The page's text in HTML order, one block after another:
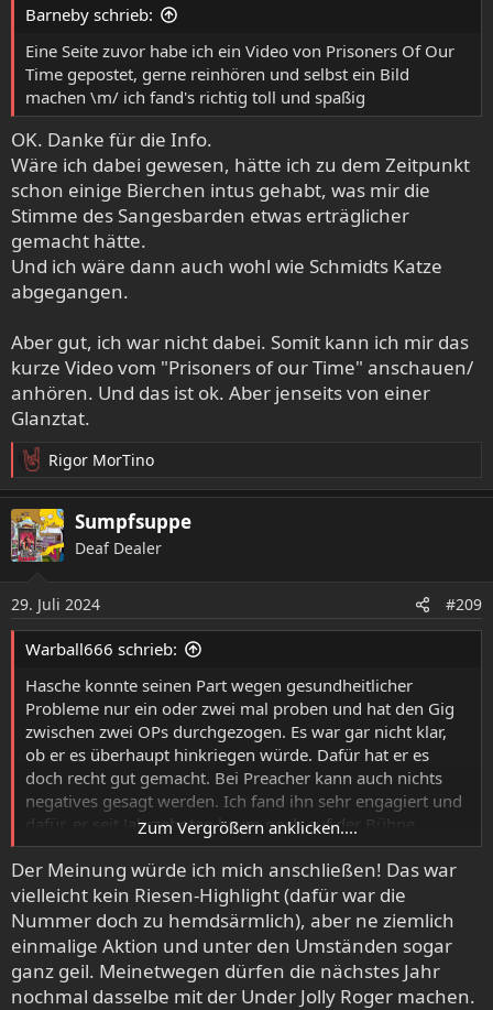
nBarneby schrieb:
Eine Seite zuvor habe ich ein Video von Prisoners Of Our
Time gepostet, gerne reinhören und selbst ein Bild
machen \m/ ich fand's richtig toll und spaßig
OK. Danke für die Info.
Wäre ich dabei gewesen, hätte ich zu dem Zeitpunkt
schon einige Bierchen intus gehabt, was mir die
Stimme des Sangesbarden etwas erträglicher
gemacht hätte.
Und ich wäre dann auch wohl wie Schmidts Katze
abgegangen.
Aber gut, ich war nicht dabei. Somit kann ich mir das
kurze Video vom "Prisoners of our Time" anschauen/
anhören. Und das ist ok. Aber jenseits von einer
Glanztat.
R
e
a
k
t
n
e
n
Rigor MorTino
Sumpfsuppe
Deaf Dealer
29. Juli 2024 #209
Warball666 schrieb:
Hasche konnte seinen Part wegen gesundheitlicher
Probleme nur ein oder zwei mal proben und hat den Gig
zwischen zwei OPs durchgezogen. Es war gar nicht klar,
ob er es überhaupt hinkriegen würde. Dafür hat er es
doch recht gut gemacht. Bei Preacher kann auch nichts
negatives gesagt werden. Ich fand ihn sehr engagiert und
dafür, er seit Jahrzehnten kaum noch auf der Bühne
gestanden hat, fand ich seine Vorstellung ebenfalls prima.
Und Sachen wie Black Demon, Genghis Khan oder Chains
and Leather noch einmal so serviert zu bekommen hat mir
sehr gut gefallen. Für mich war's ne coole Geschichte.
Zum Vergrößern anklicken....
Der Meinung würde ich mich anschließen! Das war
vielleicht kein Riesen-Highlight (dafür war die
Nummer doch zu hemdsärmlich), aber ne ziemlich
einmalige Aktion und unter den Umständen sogar
ganz geil. Meinetwegen dürfen die nächstes Jahr
nochmal dasselbe mit der Under Jolly Roger machen.